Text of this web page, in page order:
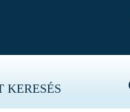
KERESÉS